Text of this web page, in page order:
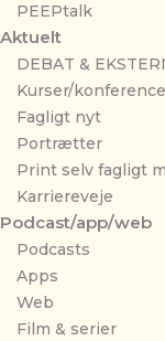
PEEPtalk
Aktuelt
DEBAT &
Kurser/
Fagligt nyt
Portrætter
Print selv fagligt
Karriereveje
Podcast/app/web
Podcasts
Apps
Web
Film & serier